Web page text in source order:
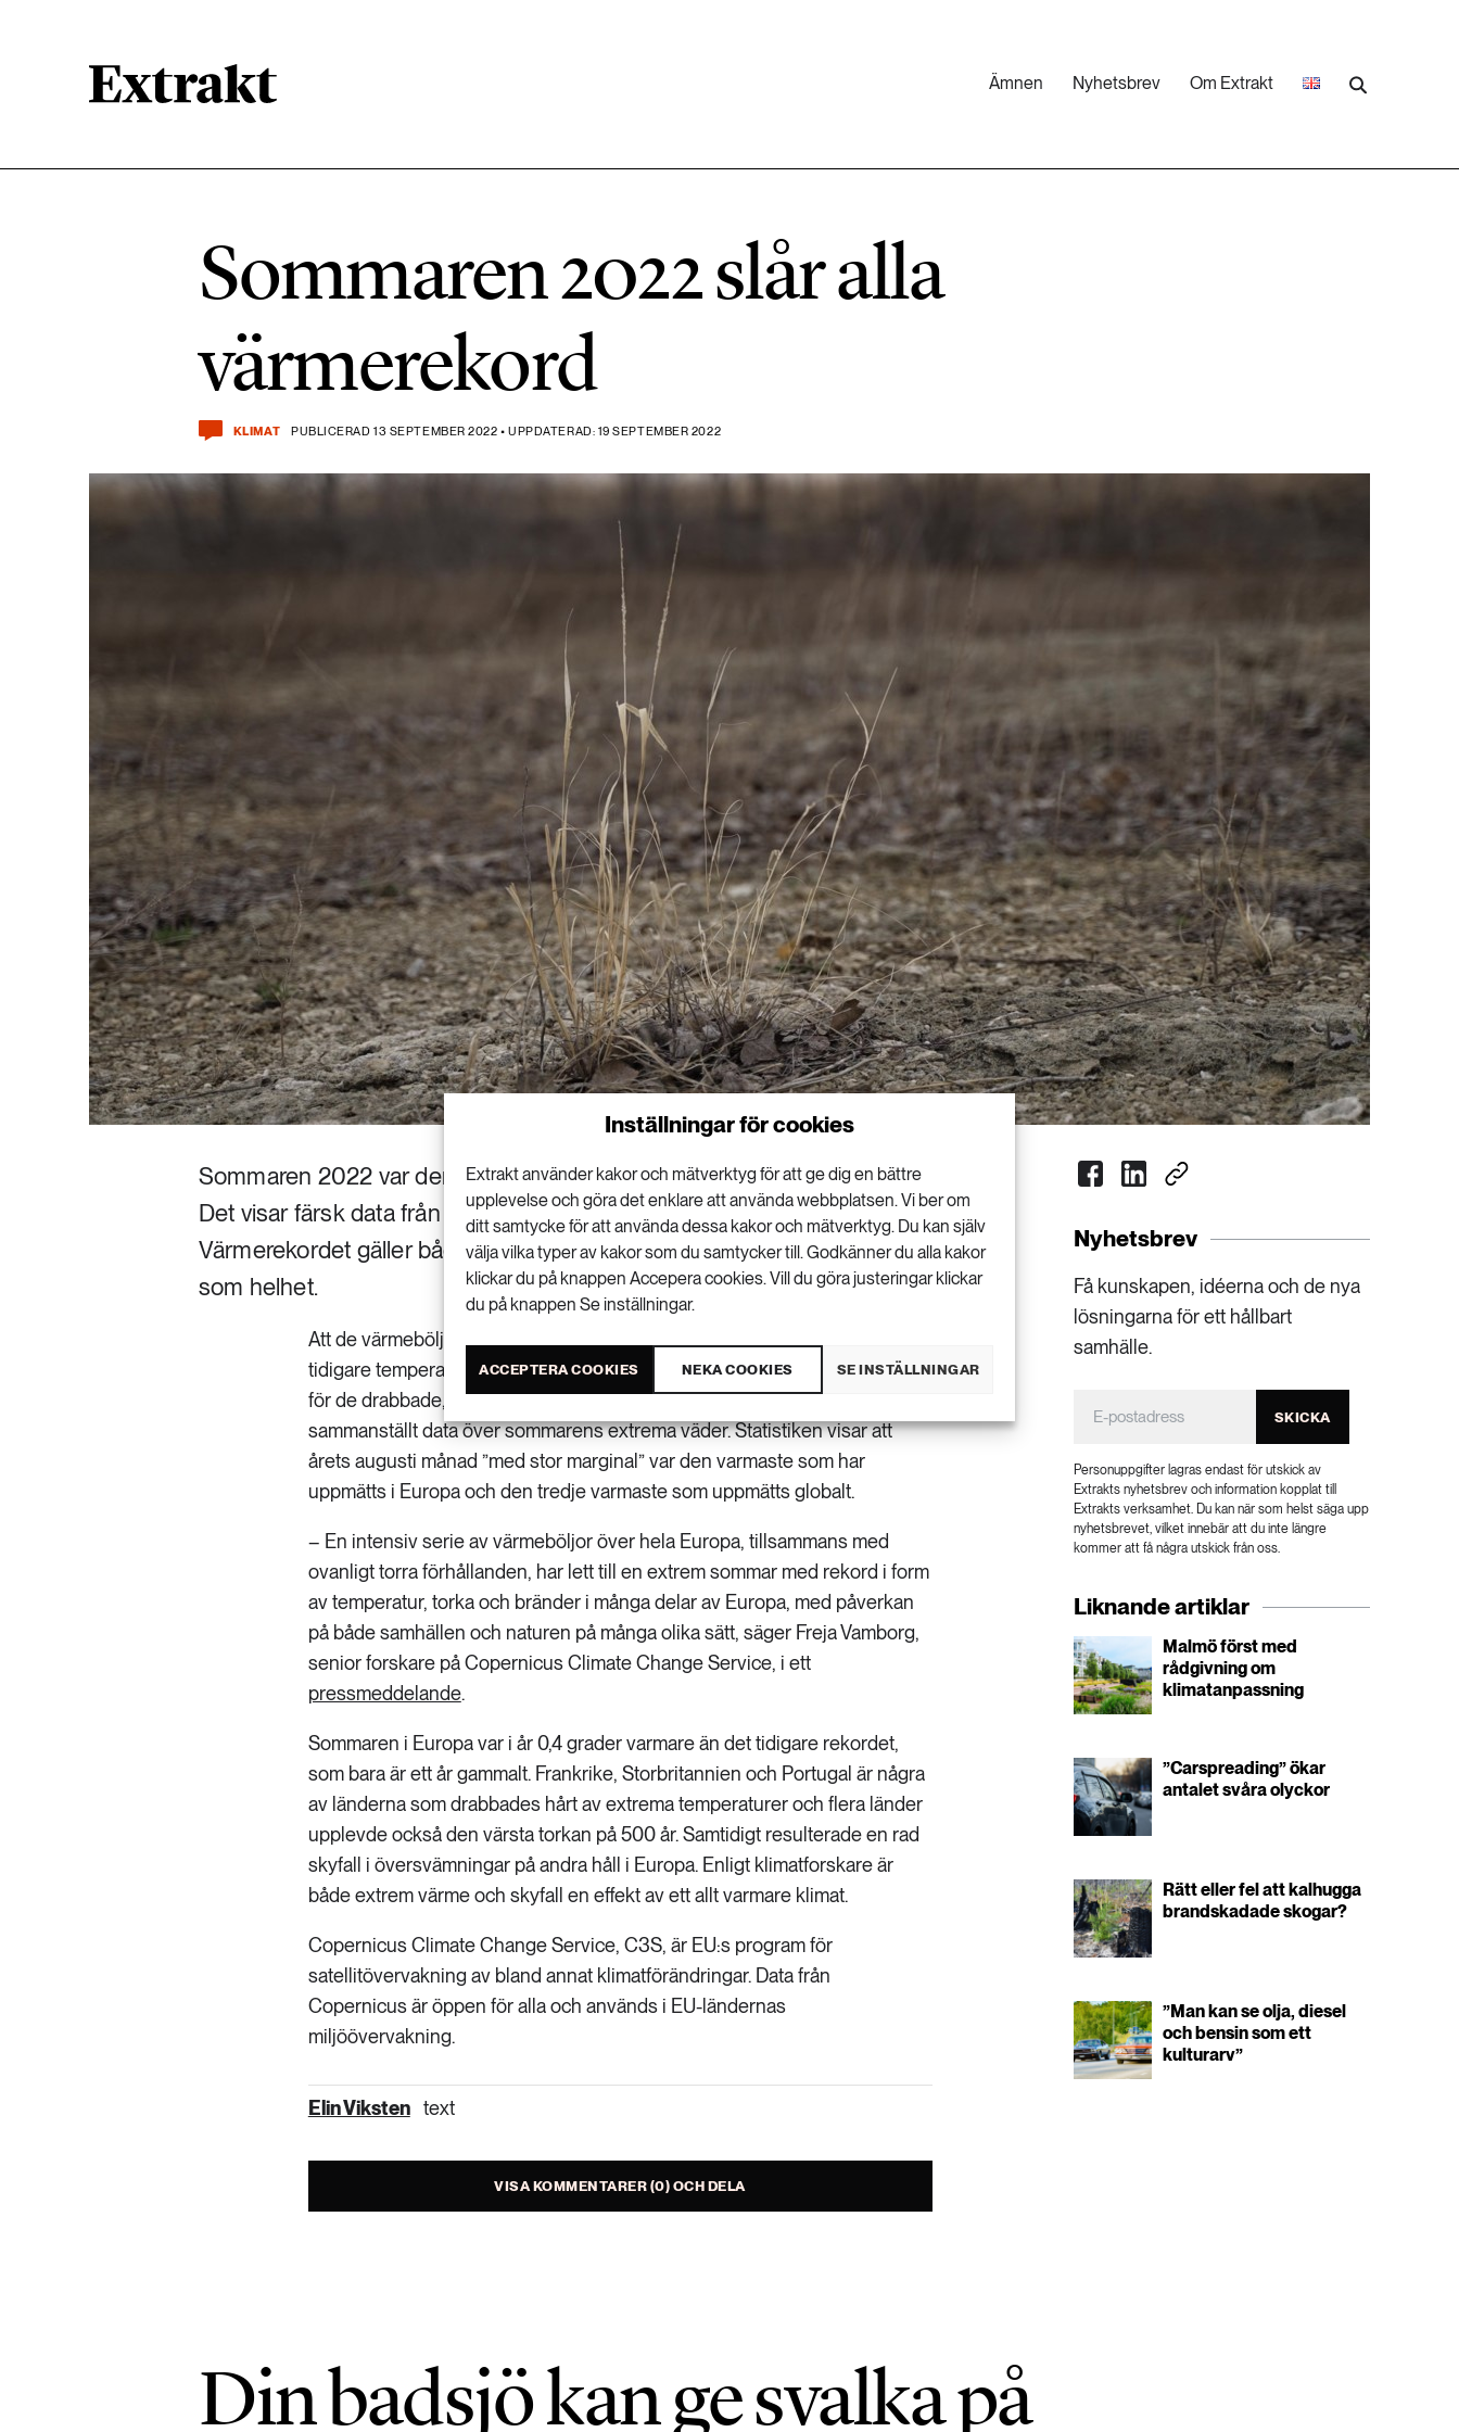
Inställningar för cookies
Extrakt använder kakor och mätverktyg för att ge dig en bättre
upplevelse och göra det enklare att använda webbplatsen. Vi ber om
ditt samtycke för att använda dessa kakor och mätverktyg. Du kan själv
välja vilka typer av kakor som du samtycker till. Godkänner du alla kakor
klickar du på knappen Accepera cookies. Vill du göra justeringar klickar
du på knappen Se inställningar.
ACCEPTERA COOKIES NEKA COOKIES SE INSTÄLLNINGAR
Ämnen Nyhetsbrev Om Extrakt
Kemikalier
1492 ARTIKLAR
Klimat
Livsstil & konsumtion
612 ARTIKLAR
Mat & jordbruk
Social hållbarhet Transport Vatten
Sommaren 2022 slår alla
värmerekord
KLIMAT PUBLICERAD 13 SEPTEMBER 2022 • UPPDATERAD: 19 SEPTEMBER 2022
Sommaren 2022 var den varmaste som någonsin uppmätts i Europa.
Det visar färsk data från EU:s satellitövervakningsprogram Copernicus.
Värmerekordet gäller både för månaden augusti och för sommaren
som helhet.
Att de värmeböljor som svepte över stora delar av Europa i somras slår
tidigare temperaturrekord kommer troligen inte som någon överraskning
för de drabbade, men nu har EU:s satellitprogram Copernicus
sammanställt data över sommarens extrema väder. Statistiken visar att
årets augusti månad ”med stor marginal” var den varmaste som har
uppmätts i Europa och den tredje varmaste som uppmätts globalt.
– En intensiv serie av värmeböljor över hela Europa, tillsammans med
ovanligt torra förhållanden, har lett till en extrem sommar med rekord i form
av temperatur, torka och bränder i många delar av Europa, med påverkan
på både samhällen och naturen på många olika sätt, säger Freja Vamborg,
senior forskare på Copernicus Climate Change Service, i ett
pressmeddelande.
Sommaren i Europa var i år 0,4 grader varmare än det tidigare rekordet,
som bara är ett år gammalt. Frankrike, Storbritannien och Portugal är några
av länderna som drabbades hårt av extrema temperaturer och flera länder
upplevde också den värsta torkan på 500 år. Samtidigt resulterade en rad
skyfall i översvämningar på andra håll i Europa. Enligt klimatforskare är
både extrem värme och skyfall en effekt av ett allt varmare klimat.
Copernicus Climate Change Service, C3S, är EU:s program för
satellitövervakning av bland annat klimatförändringar. Data från
Copernicus är öppen för alla och används i EU-ländernas
miljöövervakning.
Elin Viksten text
VISA KOMMENTARER (0) OCH DELA
Nyhetsbrev
Få kunskapen, idéerna och de nya
lösningarna för ett hållbart
samhälle.
SKICKA
Personuppgifter lagras endast för utskick av
Extrakts nyhetsbrev och information kopplat till
Extrakts verksamhet. Du kan när som helst säga upp
nyhetsbrevet, vilket innebär att du inte längre
kommer att få några utskick från oss.
Liknande artiklar
Malmö först med
rådgivning om
klimatanpassning
”Carspreading” ökar
antalet svåra olyckor
Rätt eller fel att kalhugga
brandskadade skogar?
”Man kan se olja, diesel
och bensin som ett
kulturarv”
Din badsjö kan ge svalka på